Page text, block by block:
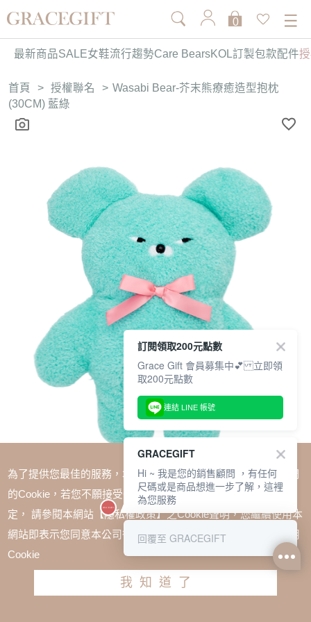
0
最新商品SALE女鞋流行趨勢Care BearsKOL訂製包款配件
首頁 > 授權聯名 > Wasabi Bear-芥末熊療癒造型抱枕
(30CM) 藍綠
Wasabi Bear-芥末熊療癒造型抱枕(30CM) 藍綠
為了提供您最佳的服務，本網站會在您的電腦中放置並取用我們
的Cookie，若您不願接受Cookie時應如何變更電腦的Cookie設
定， 請參閱本網站【隱私權政策】之Cookie聲明，您繼續使用本
網站即表示您同意本公司得按本網站使用條款之Cookie聲明使用
Cookie
我知道了
訂閱領取200元點數
Grace Gift 會員募集中💕 立即領
取200元點數
連結 LINE 帳號
GRACEGIFT
Hi ~ 我是您的銷售顧問 ，有任何
尺碼或是商品想進一步了解，這裡
為您服務
回覆至 GRACEGIFT